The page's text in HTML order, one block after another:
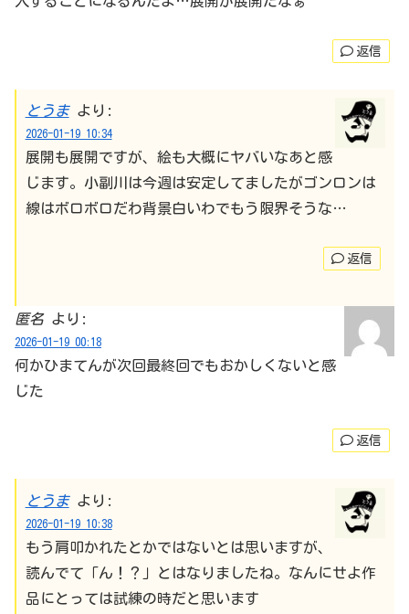
返信
とうま より:
2026-01-19 10:34
展開も展開ですが、絵も大概にヤバいなあと感
じます。小副川は今週は安定してましたがゴンロンは
線はボロボロだわ背景白いわでもう限界そうな…
返信
匿名 より:
2026-01-19 00:18
何かひまてんが次回最終回でもおかしくないと感
じた
返信
とうま より:
2026-01-19 10:38
もう肩叩かれたとかではないとは思いますが、
読んでて「ん！？」とはなりましたね。なんにせよ作
品にとっては試練の時だと思います